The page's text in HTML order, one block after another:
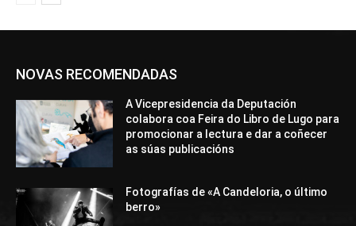
NOVAS RECOMENDADAS
A Vicepresidencia da Deputación
colabora coa Feira do Libro de Lugo para
promocionar a lectura e dar a coñecer
as súas publicacións
Fotografías de «A Candeloria, o último
berro»